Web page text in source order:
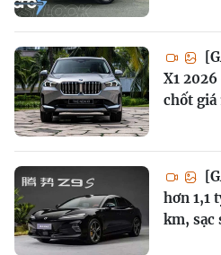
X1
chốt giá
hơn 1,1
km, sạc